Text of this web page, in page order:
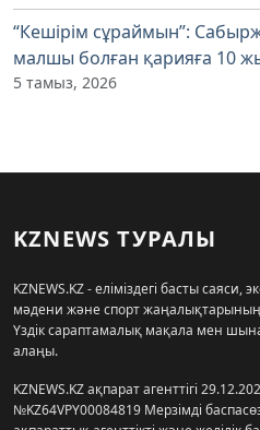
“Кешірім сұраймын”:
малшы болған қарияға 10
5 тамыз, 2026
KZNEWS ТУРАЛЫ
KZNEWS.KZ - еліміздегі басты саяси,
мәдени және спорт жаңалықтарының
Үздік сараптамалық мақала мен
алаңы.
KZNEWS.KZ ақпарат агенттігі
№KZ64VPY00084819 Мерзімді